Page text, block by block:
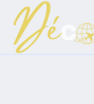
contenu